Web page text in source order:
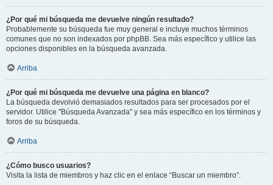
¿Por qué mi búsqueda me devuelve ningún resultado?
Probablemente su búsqueda fue muy general e incluye muchos términos
comunes que no son indexados por phpBB. Sea más específico y utilice las
opciones disponibles en la búsqueda avanzada.
Arriba
¿Por qué mi búsqueda me devuelve una página en blanco?
La búsqueda devolvió demasiados resultados para ser procesados por el
servidor. Utilice "Búsqueda Avanzada" y sea más específico en los términos y
foros de su búsqueda.
Arriba
¿Cómo busco usuarios?
Visita la lista de miembros y haz clic en el enlace “Buscar un miembro”.